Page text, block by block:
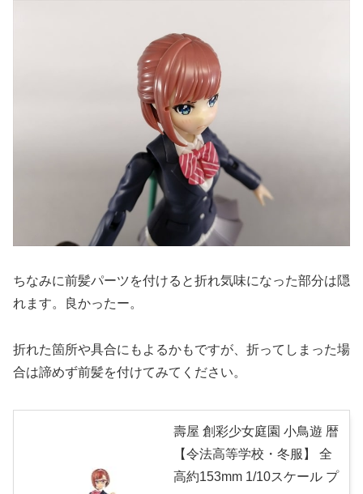
ちなみに前髪パーツを付けると折れ気味になった部分は隠
れます。良かったー。
折れた箇所や具合にもよるかもですが、折ってしまった場
合は諦めず前髪を付けてみてください。
壽屋 創彩少女庭園 小鳥遊 暦
【令法高等学校・冬服】 全
高約153mm 1/10スケール プ